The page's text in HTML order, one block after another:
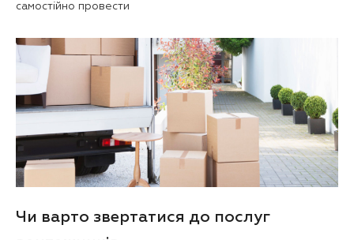
самостійно провести
Чи варто звертатися до послуг